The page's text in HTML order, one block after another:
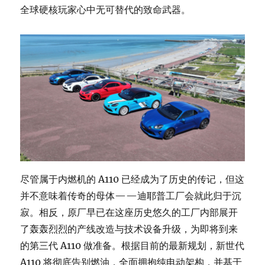
全球硬核玩家心中无可替代的致命武器。
尽管属于内燃机的 A110 已经成为了历史的传记，但这
并不意味着传奇的母体——迪耶普工厂会就此归于沉
寂。相反，原厂早已在这座历史悠久的工厂内部展开
了轰轰烈烈的产线改造与技术设备升级，为即将到来
的第三代 A110 做准备。根据目前的最新规划，新世代
A110 将彻底告别燃油，全面拥抱纯电动架构，并基于